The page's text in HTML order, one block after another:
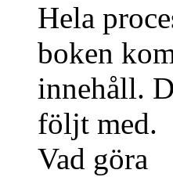
Hela
boken
innehåll.
följt med.
Vad göra